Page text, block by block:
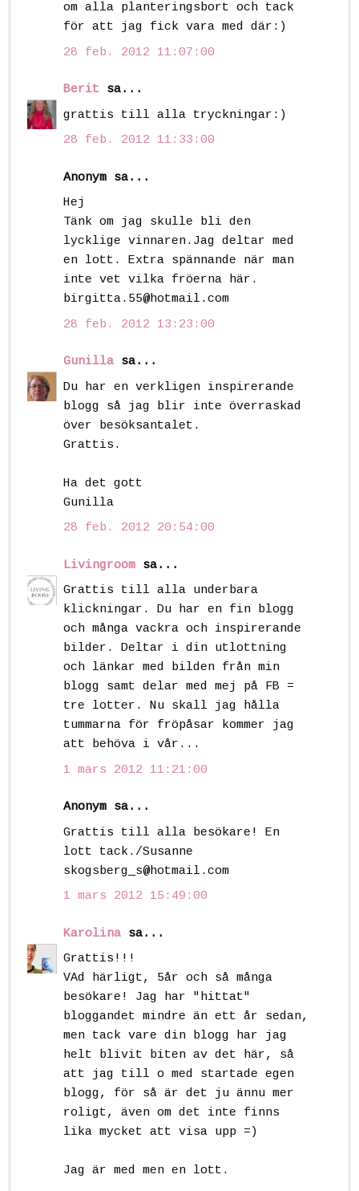
om alla planteringsbort och tack
för att jag fick vara med där:)
28 feb. 2012 11:07:00
Berit sa...
grattis till alla tryckningar:)
28 feb. 2012 11:33:00
Anonym sa...
Hej
Tänk om jag skulle bli den
lycklige vinnaren.Jag deltar med
en lott. Extra spännande när man
inte vet vilka fröerna här.
birgitta.55@hotmail.com
28 feb. 2012 13:23:00
Gunilla sa...
Du har en verkligen inspirerande
blogg så jag blir inte överraskad
över besöksantalet.
Grattis.
Ha det gott
Gunilla
28 feb. 2012 20:54:00
Livingroom sa...
Grattis till alla underbara
klickningar. Du har en fin blogg
och många vackra och inspirerande
bilder. Deltar i din utlottning
och länkar med bilden från min
blogg samt delar med mej på FB =
tre lotter. Nu skall jag hålla
tummarna för fröpåsar kommer jag
att behöva i vår...
1 mars 2012 11:21:00
Anonym sa...
Grattis till alla besökare! En
lott tack./Susanne
skogsberg_s@hotmail.com
1 mars 2012 15:49:00
Karolina sa...
Grattis!!!
VAd härligt, 5år och så många
besökare! Jag har "hittat"
bloggandet mindre än ett år sedan,
men tack vare din blogg har jag
helt blivit biten av det här, så
att jag till o med startade egen
blogg, för så är det ju ännu mer
roligt, även om det inte finns
lika mycket att visa upp =)
Jag är med men en lott.